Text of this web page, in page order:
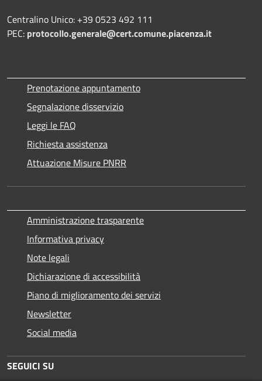
Centralino Unico: +39 0523 492 111
PEC: protocollo.generale@cert.comune.piacenza.it
Prenotazione appuntamento
Segnalazione disservizio
Leggi le FAQ
Richiesta assistenza
Attuazione Misure PNRR
Amministrazione trasparente
Informativa privacy
Note legali
Dichiarazione di accessibilità
Piano di miglioramento dei servizi
Newsletter
Social media
SEGUICI SU